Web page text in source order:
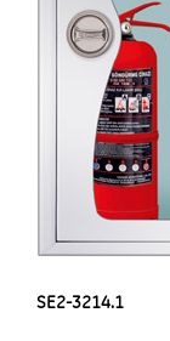
SE2-3214.1